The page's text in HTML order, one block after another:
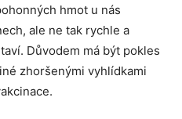
hmot u nás
ale ne tak rychle a
Důvodem má být pokles
zhoršenými vyhlídkami